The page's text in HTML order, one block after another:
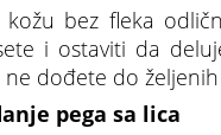
bez fleka
i ostaviti da
dođete do
pega sa lica